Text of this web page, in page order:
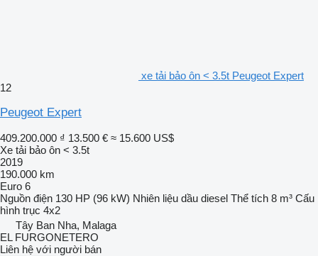
xe tải bảo ôn < 3.5t Peugeot Expert
12
Peugeot Expert
409.200.000 ₫ 13.500 € ≈ 15.600 US$
Xe tải bảo ôn < 3.5t
2019
190.000 km
Euro 6
Nguồn điện 130 HP (96 kW) Nhiên liệu dầu diesel Thể tích 8 m³ Cấu
hình trục 4x2
Tây Ban Nha, Malaga
EL FURGONETERO
Liên hệ với người bán